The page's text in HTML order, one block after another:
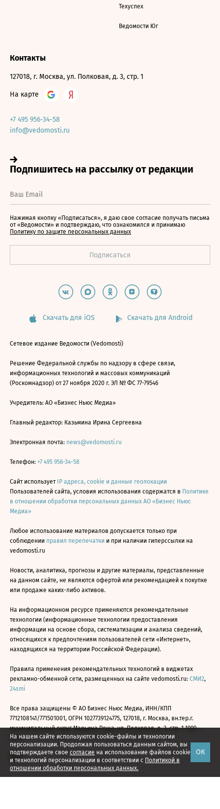
На нашем сайте используются cookie-файлы и технологии
персонализации. Продолжая пользоваться данным сайтом, вы
подтверждаете свое согласие на использование файлов cookie
и технологий персонализации в соответствии с Политикой в
отношении обработки персональных данных.
ОК
Техуспех
Ведомости Юг
Контакты
127018, г. Москва, ул. Полковая, д. 3, стр. 1
На карте
+7 495 956-34-58
info@vedomosti.ru
Нажимая кнопку «Подписаться», я даю свое согласие получать письма
от «Ведомости» и подтверждаю, что ознакомился и принимаю
Политику по защите персональных данных
Скачать для iOS Скачать для Android
Сетевое издание Ведомости (Vedomosti)
Решение Федеральной службы по надзору в сфере связи,
информационных технологий и массовых коммуникаций
(Роскомнадзор) от 27 ноября 2020 г. ЭЛ № ФС 77-79546
Учредитель: АО «Бизнес Ньюс Медиа»
Главный редактор: Казьмина Ирина Сергеевна
Электронная почта: news@vedomosti.ru
Телефон: +7 495 956-34-58
Сайт использует IP адреса, cookie и данные геолокации
Пользователей сайта, условия использования содержатся в Политике
в отношении обработки персональных данных АО «Бизнес Ньюс
Медиа»
Любое использование материалов допускается только при
соблюдении правил перепечатки и при наличии гиперссылки на
vedomosti.ru
Новости, аналитика, прогнозы и другие материалы, представленные
на данном сайте, не являются офертой или рекомендацией к покупке
или продаже каких-либо активов.
На информационном ресурсе применяются рекомендательные
технологии (информационные технологии предоставления
информации на основе сбора, систематизации и анализа сведений,
относящихся к предпочтениям пользователей сети «Интернет»,
находящихся на территории Российской Федерации).
Правила применения рекомендательных технологий в виджетах
рекламно-обменной сети, размещенных на сайте vedomosti.ru: СМИ2,
24smi
Все права защищены © АО Бизнес Ньюс Медиа, ИНН/КПП
7712108141/771501001, ОГРН 1027739124775, 127018, г. Москва, вн.тер.г.
муниципальный округ Марьина Роща, ул. Полковая, д. 3, стр. 1 1999—
2026